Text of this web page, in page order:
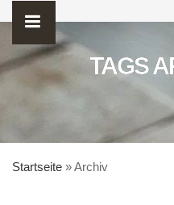
TAGS
Startseite »Archiv